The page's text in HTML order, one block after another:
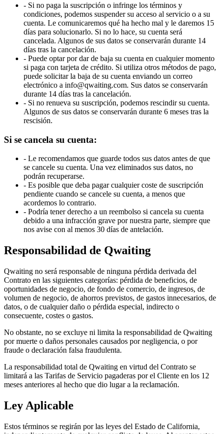
- Si no paga la suscripción o infringe los términos y
condiciones, podemos suspender su acceso al servicio o a su
cuenta. Le comunicaremos qué ha hecho mal y le daremos 15
días para solucionarlo. Si no lo hace, su cuenta será
cancelada. Algunos de sus datos se conservarán durante 14
días tras la cancelación.
- Puede optar por dar de baja su cuenta en cualquier momento
si paga con tarjeta de crédito. Si utiliza otros métodos de pago,
puede solicitar la baja de su cuenta enviando un correo
electrónico a info@qwaiting.com. Sus datos se conservarán
durante 14 días tras la cancelación.
- Si no renueva su suscripción, podemos rescindir su cuenta.
Algunos de sus datos se conservarán durante 6 meses tras la
rescisión.
Si se cancela su cuenta:
- Le recomendamos que guarde todos sus datos antes de que
se cancele su cuenta. Una vez eliminados sus datos, no
podrán recuperarse.
- Es posible que deba pagar cualquier coste de suscripción
pendiente cuando se cancele su cuenta, a menos que
acordemos lo contrario.
- Podría tener derecho a un reembolso si cancela su cuenta
debido a una infracción grave por nuestra parte, siempre que
nos avise con al menos 30 días de antelación.
Responsabilidad de Qwaiting
Qwaiting no será responsable de ninguna pérdida derivada del
Contrato en las siguientes categorías: pérdida de beneficios, de
oportunidades de negocio, de fondo de comercio, de ingresos, de
volumen de negocio, de ahorros previstos, de gastos innecesarios, de
datos, o de cualquier daño o pérdida especial, indirecto o
consecuente, costes o gastos.
No obstante, no se excluye ni limita la responsabilidad de Qwaiting
por muerte o daños personales causados por negligencia, o por
fraude o declaración falsa fraudulenta.
La responsabilidad total de Qwaiting en virtud del Contrato se
limitará a las Tarifas de Servicio pagaderas por el Cliente en los 12
meses anteriores al hecho que dio lugar a la reclamación.
Ley Aplicable
Estos términos se regirán por las leyes del Estado de California,